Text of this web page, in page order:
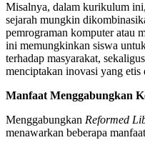
Misalnya, dalam kurikulum
sejarah mungkin
pemrograman komputer atau
ini memungkinkan siswa
terhadap masyarakat,
menciptakan inovasi yang etis
Manfaat Menggabungkan
Menggabungkan Reformed
menawarkan beberapa